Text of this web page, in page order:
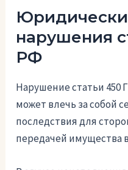
нарушения
РФ
Нарушение статьи 450
может влечь за собой
последствия для
передачей имущества